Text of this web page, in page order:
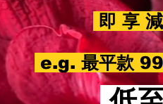
即 享
e.g. 最平款